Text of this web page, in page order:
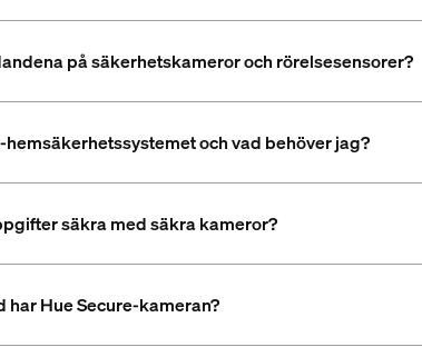
på säkerhetskameror och rörelsesensorer?
och vad behöver jag?
säkra med säkra kameror?
har Hue Secure-kameran?